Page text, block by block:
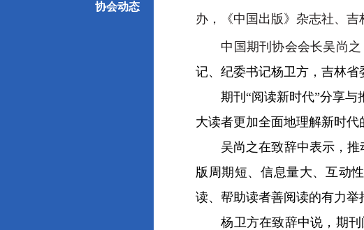
协会动态
办，《中国出版》杂志社、吉
中国期刊协会会长吴尚之
记、纪委书记杨卫方，吉林省
期刊“阅读新时代”分享与推
大读者更加全面地理解新时代
吴尚之在致辞中表示，推动
版周期短、信息量大、互动
读、帮助读者善阅读的有力举
杨卫方在致辞中说，期刊